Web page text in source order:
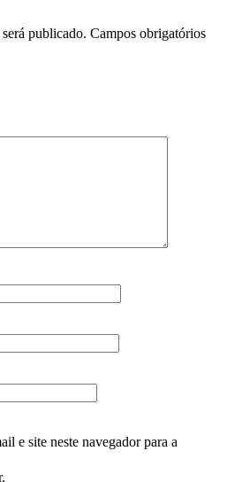
publicado. Campos obrigatórios
e site neste navegador para a